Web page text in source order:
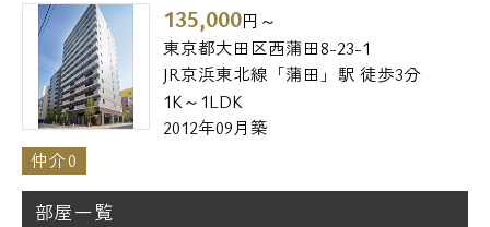
135,000円～
東京都大田区西蒲田8-23-1
JR京浜東北線「蒲田」駅 徒歩3分
1K～1LDK
2012年09月築
仲介0
部屋一覧